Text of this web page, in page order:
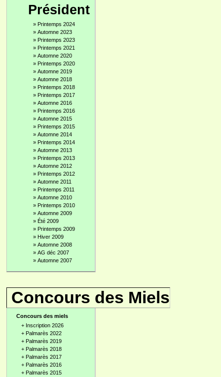
Président
» Printemps 2024
» Automne 2023
» Printemps 2023
» Printemps 2021
» Automne 2020
» Printemps 2020
» Automne 2019
» Automne 2018
» Printemps 2018
» Printemps 2017
» Automne 2016
» Printemps 2016
» Automne 2015
» Printemps 2015
» Automne 2014
» Printemps 2014
» Automne 2013
» Printemps 2013
» Automne 2012
» Printemps 2012
» Automne 2011
» Printemps 2011
» Automne 2010
» Printemps 2010
» Automne 2009
» Été 2009
» Printemps 2009
» Hiver 2009
» Automne 2008
» AG déc 2007
» Automne 2007
Concours des Miels
Concours des miels
+ Inscription 2026
+ Palmarès 2022
+ Palmarès 2019
+ Palmarès 2018
+ Palmarès 2017
+ Palmarès 2016
+ Palmarès 2015